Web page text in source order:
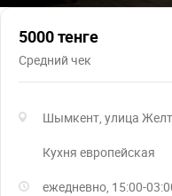
5000 тенге
Средний чек
Шымкент, улица
кухня европейская
ежедневно, 15:00-